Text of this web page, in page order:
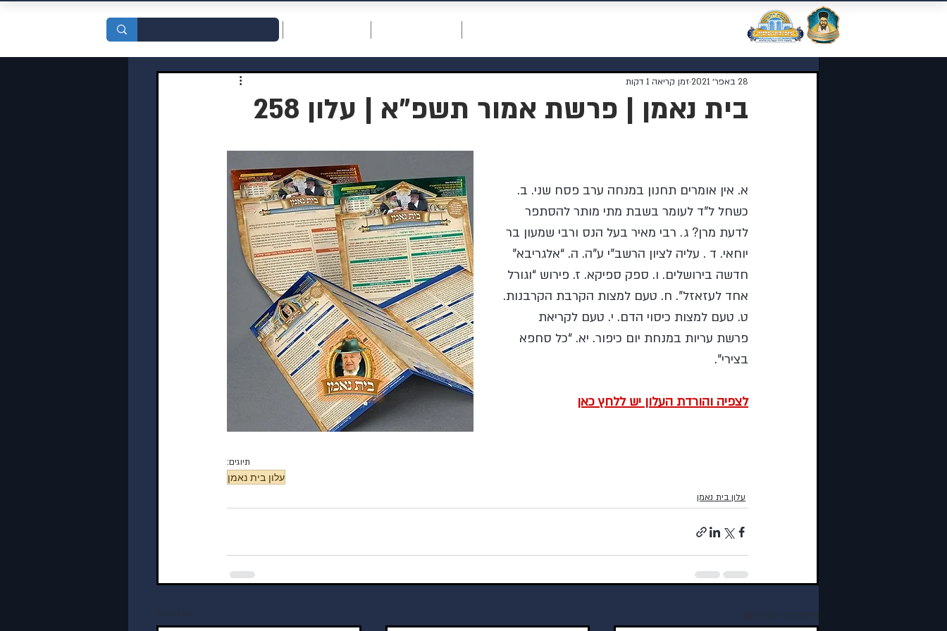
בית נאמן | פרשת אמור תשפ"א | עלון 258
28 באפר׳ 2021 זמן קריאה 1 דקות
א. אין אומרים תחנון במנחה ערב פסח שני. ב.
כשחל ל”ד לעומר בשבת מתי מותר להסתפר
לדעת מרן? ג. רבי מאיר בעל הנס ורבי שמעון בר
יוחאי. ד . עליה לציון הרשב”י ע”ה. ה. “אלגריבא”
חדשה בירושלים. ו. ספק ספיקא. ז. פירוש “וגורל
אחד לעזאזל”. ח. טעם למצות הקרבת הקרבנות.
ט. טעם למצות כיסוי הדם. י. טעם לקריאת
פרשת עריות במנחת יום כיפור. יא. “כל סחפא
בצירי”.
לצפיה והורדת העלון יש ללחץ כאן
תיוגים:
עלון בית נאמן
עלון בית נאמן